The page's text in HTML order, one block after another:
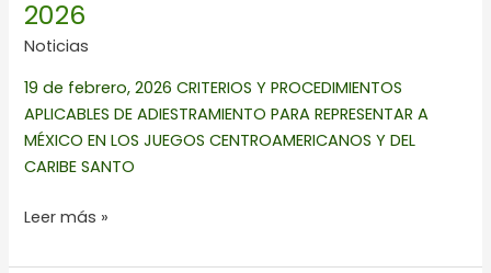
2026
Noticias
19 de febrero, 2026 CRITERIOS Y PROCEDIMIENTOS
APLICABLES DE ADIESTRAMIENTO PARA REPRESENTAR A
MÉXICO EN LOS JUEGOS CENTROAMERICANOS Y DEL
CARIBE SANTO
SANTO
DOMINGO
Leer más »